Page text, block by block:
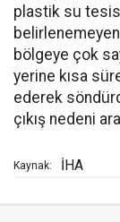
plastik su
belirlenemeyen
bölgeye çok
yerine kısa
ederek
çıkış nedeni
Kaynak: İHA